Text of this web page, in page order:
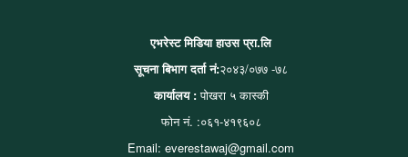
एभरेस्ट मिडिया हाउस प्रा.लि
सूचना बिभाग दर्ता नं:२०४३/०७७ -७८
कार्यालय :पोखरा ५ कास्की
फोन नं. :०६१-४१९६०८
Email: everestawaj@gmail.com